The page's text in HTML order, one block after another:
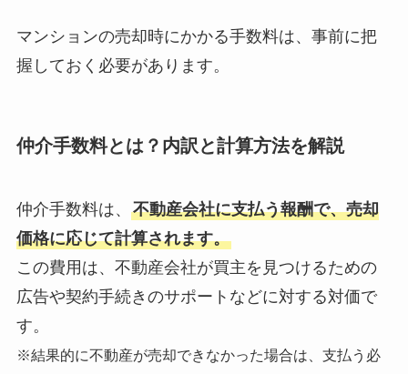
マンションの売却時にかかる手数料は、事前に把
握しておく必要があります。
仲介手数料とは？内訳と計算方法を解説
仲介手数料は、 不動産会社に支払う報酬で、売却
価格に応じて計算されます。
この費用は、不動産会社が買主を見つけるための
広告や契約手続きのサポートなどに対する対価で
す。
※結果的に不動産が売却できなかった場合は、支払う必